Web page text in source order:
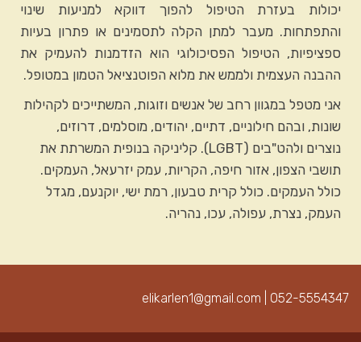
יכולות בעזרת הטיפול להפוך דווקא למניעות שינוי
והתפתחות. מעבר למתן הקלה לתסמינים או פתרון בעיות
ספציפיות, הטיפול הפסיכולוגי הוא הזדמנות להעמיק את
ההבנה העצמית ולממש את מלוא הפוטנציאל הטמון במטופל.
אני מטפל במגוון רחב של אנשים וזוגות, המשתייכים לקהילות
שונות, ובהם חילוניים, דתיים, יהודים, מוסלמים, דרוזים,
נוצרים ולהט"בים (LGBT). קליניקה בנופית המשרתת את
תושבי הצפון, אזור חיפה, הקריות, עמק יזרעאל, העמקים.
כולל העמקים. כולל קרית טבעון, רמת ישי, יוקנעם, מגדל
העמק, נצרת, עפולה, עכו, נהריה.
elikarlen1@gmail.com | 052-5554347